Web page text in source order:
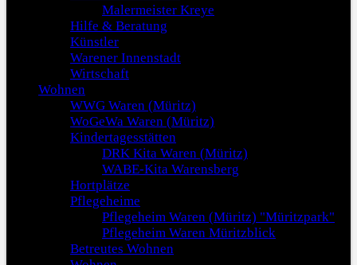
Malermeister Kreye
Hilfe & Beratung
Künstler
Warener Innenstadt
Wirtschaft
Wohnen
WWG Waren (Müritz)
WoGeWa Waren (Müritz)
Kindertagesstätten
DRK Kita Waren (Müritz)
WABE-Kita Warensberg
Hortplätze
Pflegeheime
Pflegeheim Waren (Müritz) "Müritzpark"
Pflegeheim Waren Müritzblick
Betreutes Wohnen